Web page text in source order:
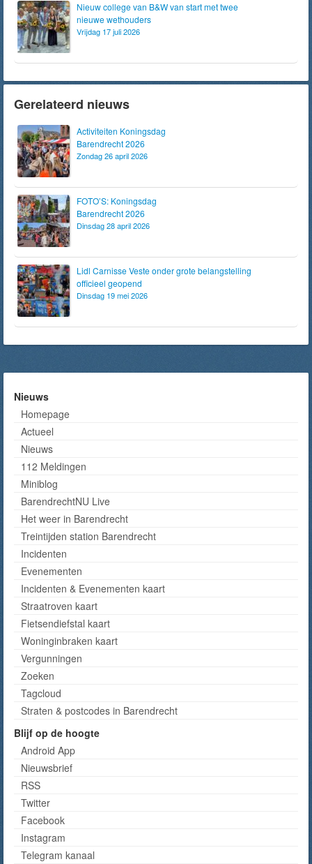
Nieuw college van B&W van start met twee
nieuwe wethouders
Vrijdag 17 juli 2026
Gerelateerd nieuws
Activiteiten Koningsdag
Barendrecht 2026
Zondag 26 april 2026
FOTO’S: Koningsdag
Barendrecht 2026
Dinsdag 28 april 2026
Lidl Carnisse Veste onder grote belangstelling
officieel geopend
Dinsdag 19 mei 2026
Nieuws
Homepage
Actueel
Nieuws
112 Meldingen
Miniblog
BarendrechtNU Live
Het weer in Barendrecht
Treintijden station Barendrecht
Incidenten
Evenementen
Incidenten & Evenementen kaart
Straatroven kaart
Fietsendiefstal kaart
Woninginbraken kaart
Vergunningen
Zoeken
Tagcloud
Straten & postcodes in Barendrecht
Blijf op de hoogte
Android App
Nieuwsbrief
RSS
Twitter
Facebook
Instagram
Telegram kanaal